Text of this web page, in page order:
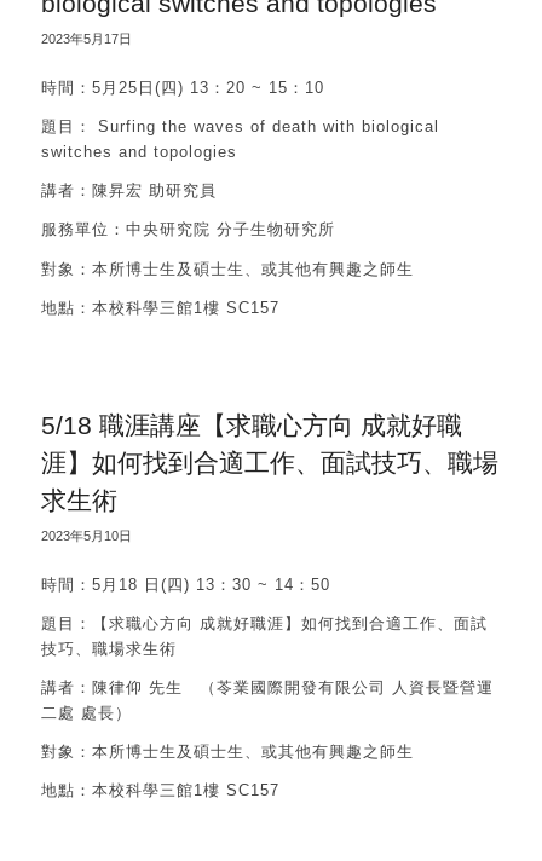
2023年5月17日
時間：5月25日(四) 13：20 ~ 15：10
題目： Surfing the waves of death with biological
switches and topologies
講者：陳昇宏 助研究員
服務單位：中央研究院 分子生物研究所
對象：本所博士生及碩士生、或其他有興趣之師生
地點：本校科學三館1樓 SC157
5/18 職涯講座【求職心方向 成就好職
涯】如何找到合適工作、面試技巧、職場
求生術
2023年5月10日
時間：5月18 日(四) 13：30 ~ 14：50
題目：【求職心方向 成就好職涯】如何找到合適工作、面試
技巧、職場求生術
講者：陳律仰 先生 （苓業國際開發有限公司 人資長暨營運
二處 處長）
對象：本所博士生及碩士生、或其他有興趣之師生
地點：本校科學三館1樓 SC157